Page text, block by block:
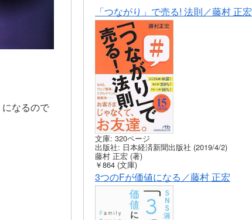
になるので
「つながり」で売る! 法則／藤村 正宏
文庫: 320ページ
出版社: 日本経済新聞出版社 (2019/4/2)
藤村 正宏 (著)
￥864 (文庫)
3つのFが価値になる／藤村 正宏